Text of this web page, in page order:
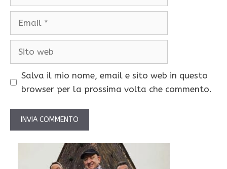
Salva il mio nome, email e sito web in questo
browser per la prossima volta che commento.